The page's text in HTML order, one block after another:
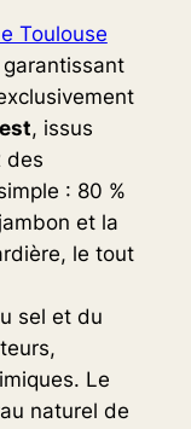
Toulouse
, issus
des
: 80 %
et la
le tout
sel et du
Le
naturel de